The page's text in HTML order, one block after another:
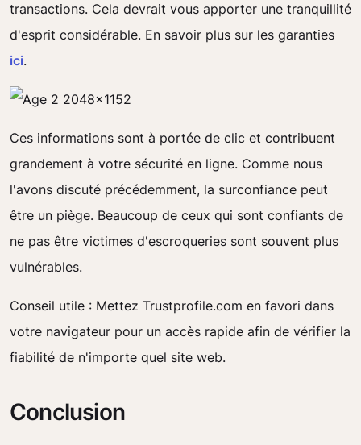
transactions. Cela devrait vous apporter une tranquillité
d'esprit considérable. En savoir plus sur les garanties
ici.
Ces informations sont à portée de clic et contribuent
grandement à votre sécurité en ligne. Comme nous
l'avons discuté précédemment, la surconfiance peut
être un piège. Beaucoup de ceux qui sont confiants de
ne pas être victimes d'escroqueries sont souvent plus
vulnérables.
Conseil utile : Mettez Trustprofile.com en favori dans
votre navigateur pour un accès rapide afin de vérifier la
fiabilité de n'importe quel site web.
Conclusion